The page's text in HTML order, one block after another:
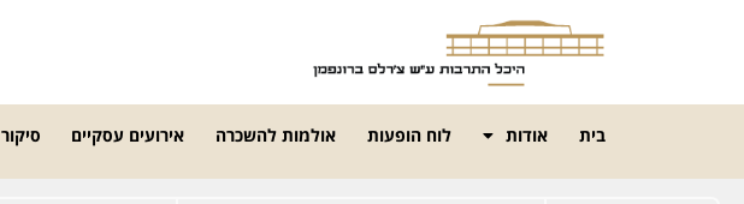
בית אודות לוח הופעות אולמות להשכרה אירועים עסקיים